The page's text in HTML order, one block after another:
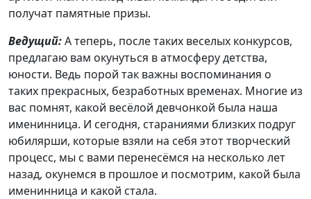
получат памятные призы.
Ведущий:А теперь, после таких веселых конкурсов,
предлагаю вам окунуться в атмосферу детства,
юности. Ведь порой так важны воспоминания о
таких прекрасных, безработных временах. Многие из
вас помнят, какой весёлой девчонкой была наша
именинница. И сегодня, стараниями близких подруг
юбилярши, которые взяли на себя этот творческий
процесс, мы с вами перенесёмся на несколько лет
назад, окунемся в прошлое и посмотрим, какой была
именинница и какой стала.